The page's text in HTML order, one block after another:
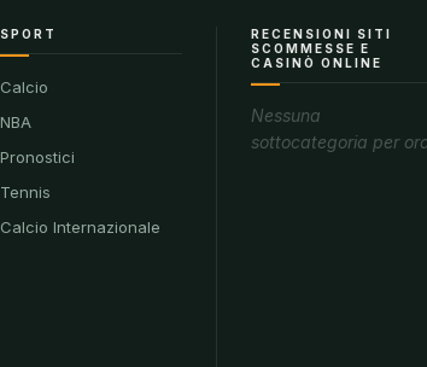
SPORT
Calcio
NBA
Pronostici
Tennis
Calcio Internazionale
RECENSIONI SITI
SCOMMESSE E
CASINÒ ONLINE
Nessuna
sottocategoria per